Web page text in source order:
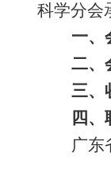
科学分会
一、
二、
三、
四、
广东